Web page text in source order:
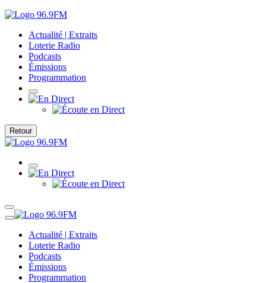
Actualité | Extraits
Loterie Radio
Podcasts
Émissions
Programmation
Retour
Actualité | Extraits
Loterie Radio
Podcasts
Émissions
Programmation